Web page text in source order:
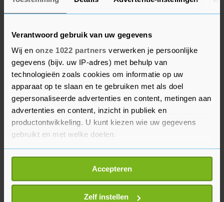
Verantwoord gebruik van uw gegevens
Wij en onze 1022 partners verwerken je persoonlijke
gegevens (bijv. uw IP-adres) met behulp van
technologieën zoals cookies om informatie op uw
apparaat op te slaan en te gebruiken met als doel
gepersonaliseerde advertenties en content, metingen aan
advertenties en content, inzicht in publiek en
productontwikkeling. U kunt kiezen wie uw gegevens
gebruikt en met welke doelen.
Als u het toestaat, willen we ook graag:
Informatie verzamelen over uw geografische
locatie, die tot een paar meter nauwkeurig kan zijn
Uw apparaat identificeren door het actief te
Accepteren
Zelf instellen
week gedaan zijn. Als blijkt dat dat in de
komende tijd niet gebeurt dan staken de
veiligheidsregio’s hun inspanningen", zei
burgemeester Hubert Bruls van Nijmegen,
voorzitter van het Veiligheidsberaad.
De 25 veiligheidsregio's gaan elk zoeken naar
225 extra noodopvangplaatsen om de overvolle
aanmeldlocatie in Ter Apel te ontlasten. Daar
kwam het de afgelopen weken regelmatig voor
dat asielzoekers op stoelen of in tenten de nacht
moesten doorbrengen.